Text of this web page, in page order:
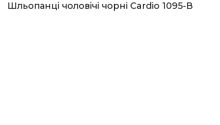
Шльопанці чоловічі чорні Cardio 1095-В